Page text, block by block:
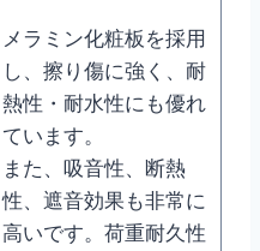
メラミン化粧板を採用
し、擦り傷に強く、耐
熱性・耐水性にも優れ
ています。
また、吸音性、断熱
性、遮音効果も非常に
高いです。荷重耐久性